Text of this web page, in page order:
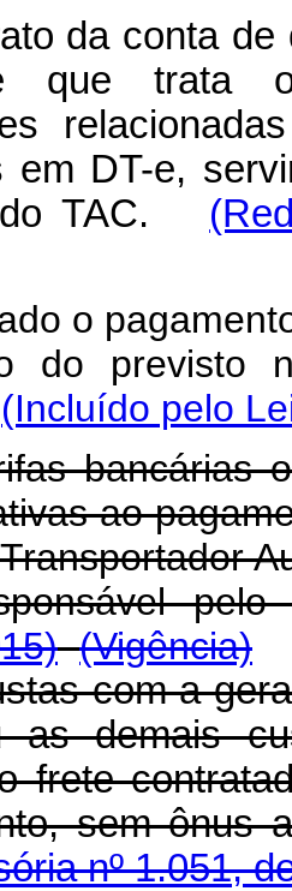
da conta
que
em DT-e,
TAC.
o
do previsto
(Incluído pelo
bancárias
ao
(Vigência)
com a
as demais
frete
sem
nº 1.051,